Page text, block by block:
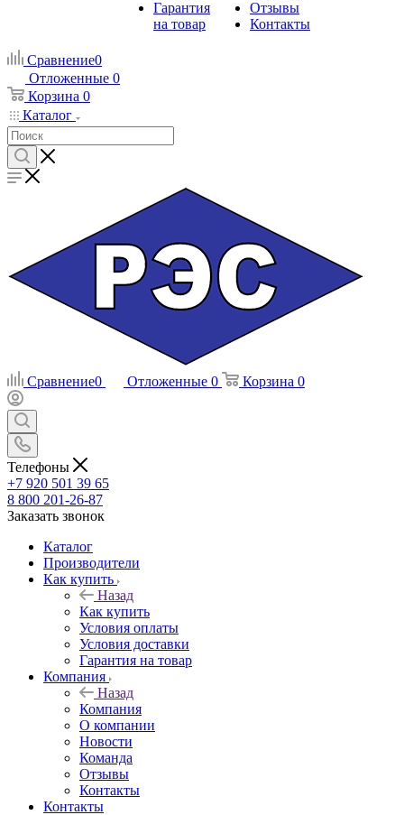
Гарантия
на товар
Отзывы
Контакты
Сравнение0
Отложенные 0
Корзина 0
Каталог
Сравнение0 Отложенные 0 Корзина 0
Телефоны
+7 920 501 39 65
8 800 201-26-87
Заказать звонок
Каталог
Производители
Как купить
Назад
Как купить
Условия оплаты
Условия доставки
Гарантия на товар
Компания
Назад
Компания
О компании
Новости
Команда
Отзывы
Контакты
Контакты